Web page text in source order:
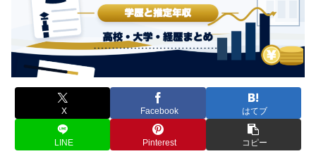
X Facebook はてブ
LINE Pinterest コピー